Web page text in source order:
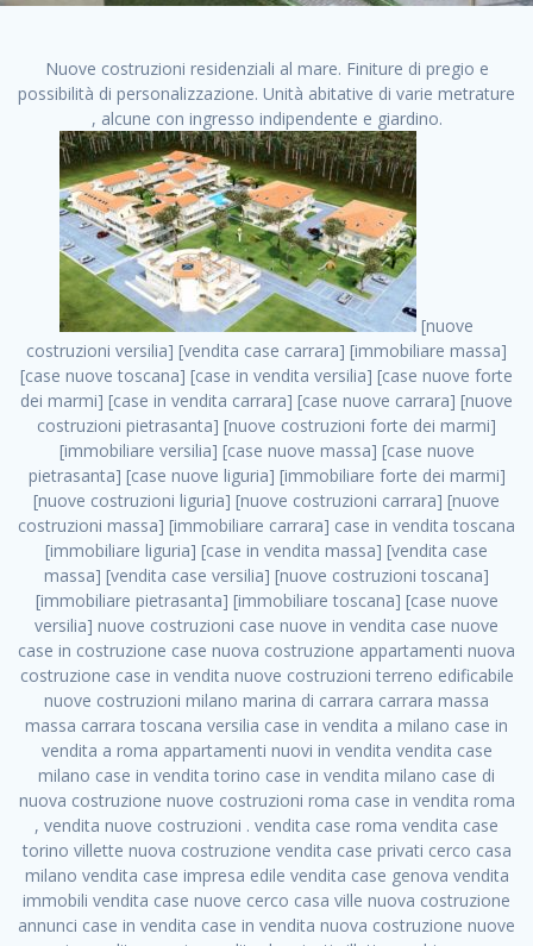
Nuove costruzioni residenziali al mare. Finiture di pregio e
possibilità di personalizzazione. Unità abitative di varie metrature
, alcune con ingresso indipendente e giardino.
[nuove costruzioni versilia] [vendita case carrara] [immobiliare massa] [case nuove toscana] [case in vendita versilia] [case nuove forte dei marmi] [case in vendita carrara] [case nuove carrara] [nuove costruzioni pietrasanta] [nuove costruzioni forte dei marmi] [immobiliare versilia] [case nuove massa] [case nuove pietrasanta] [case nuove liguria] [immobiliare forte dei marmi] [nuove costruzioni liguria] [nuove costruzioni carrara] [nuove costruzioni massa] [immobiliare carrara] case in vendita toscana [immobiliare liguria] [case in vendita massa] [vendita case massa] [vendita case versilia] [nuove costruzioni toscana] [immobiliare pietrasanta] [immobiliare toscana] [case nuove versilia] nuove costruzioni case nuove in vendita case nuove case in costruzione case nuova costruzione appartamenti nuova costruzione case in vendita nuove costruzioni terreno edificabile nuove costruzioni milano marina di carrara carrara massa massa carrara toscana versilia case in vendita a milano case in vendita a roma appartamenti nuovi in vendita vendita case milano case in vendita torino case in vendita milano case di nuova costruzione nuove costruzioni roma case in vendita roma , vendita nuove costruzioni . vendita case roma vendita case torino villette nuova costruzione vendita case privati cerco casa milano vendita case impresa edile vendita case genova vendita immobili vendita case nuove cerco casa ville nuova costruzione annunci case in vendita case in vendita nuova costruzione nuove case in vendita case in vendita da privati villette a schiera cerco casa in vendita case in affitto vendita nuove costruzioni costruire case affitto affitto negozio milano cerco casa roma cerco casa nuova costruzione appartamenti in costruzione, vendita nuove costruzioni . case nuove vendita case in vendita nuove case nuove milano nuove costruzioni morena case in vendita costruzioni case case in vendita tor vergata nuova annunci vendita case case in vendita milano centro, vendita nuove costruzioni . vendita case nuova costruzione case in vendita privati agenzia immobiliare appartamenti di nuova costruzione ville in costruzione case in vendita a opera nuova costruzione nuove costruzioni torino, vendita nuove costruzioni . appartamenti nuovi impresa edile roma trova casa costruzioni nuove appartamenti in affitto cantieri in costruzione, vendita nuove costruzioni . immobiliare nuove costruzioni case in vendita dragona appartamenti in vendita siti vendita case case in vendita roma nord nuovi costruzioni ville nuove in vendita nuove costruzioni in vendita trovocasa cerco casa affitto villette in vendita nuove costruzioni immobiliari nuove costruzioni bologna toscano immobiliare palermo nuovi appartamenti vendita case dragona nuova costruzione case in vendita villaggio prenestino, vendita nuove costruzioni . case in vendita dal costruttore imprese edili torino nuove costruzioni firenze immobiliare case nuove in costruzione toscano immobiliare milano, vendita nuove costruzioni . casanuova case in vendita acilia dragona case in vendita di nuova costruzione case in vendita da costruttore nuove costruzioni eur case e cantieri appartamenti in vendita nuova costruzione case in vendita a dragona roma case in vendita nuove case in costruzione porta portese immobiliare appartamenti cerco casa disperatamente case in vendita torresina cascine in vendita vendita immobili roma, vendita nuove costruzioni . milano nuove costruzioni morena case in vendita costruzioni edili nuove costruzioni catania visure catastali on line gratis nuove costruzioni monza case in costruzione milano, vendita nuove costruzioni . nuove costruzioni boccea vendita immobili milano attico immobiliare roma vendita imprese edili bergamo impresa edile bologna case in vendita a classe appartamento nuovo nuove costruzioni pietralata case costruzione case in vendita roma sud nuove costruzioni residenziali a milano appartamenti nuova costruzione milano case in vendita boccea case in vendita morena nuove costruzioni vendita immobili privati, vendita nuove costruzioni . comprare casa nuova costruzione case in vendita con leasing case in vendita ostia antica case nuova costruzione milano appartamenti nuovi milano case nuove roma nuove costruzioni bari edilizia convenzionata case in vendita a tortona villaggio prenestino case in vendita toscano immobiliare professione casa nuove costruzioni parma impresa costruzioni nuove case nuove costruzioni bergamo vendita immobili torino ville di nuova costruzione solo affitti appartamento nuovo in vendita appartamenti nuova costruzione roma case nuova costruzione roma, vendita nuove costruzioni . nuove costruzioni a milano case in costruzione roma impresa di costruzioni grimaldi immobiliare costruzioni villetta nuova costruzione case in vendita da imprese edili cerco casa a acquisto casa in costruzione nuove costruzioni mare costruzioni immobiliari cantieri nuove costruzioni acquisto casa nuova costruzione nuove costruzioni padova comprare casa in costruzione impresa edile napoli nuove costruzioni pescara casa risorse immobiliari, vendita nuove costruzioni . immobili in costruzione villette nuove villette nuove in vendita gabetti imprese edili verona nuove costruzioni milano sud nuovi immobili nuove costruzioni legnano, vendita nuove costruzioni . cantieri nuove costruzioni milano villa nuova case vendita nuove costruzioni appartamenti in vendita nuovi immobili nuovi costruttori case imprese edili brescia nuovi appartamenti milano case in vendita selva nera casa nuova retecasa case nuova costruzione in vendita monolocale imprese edili firenze imprese edili padova frimm vendita case dragona nuove costruzioni vendita imprese edili parma imprese di costruzioni milano immobiliare toscano frimm immobiliare roma case case dal costruttore acquisto terreno agricolo imprese edili italiane roma vende casa case nuove a milano nuove costruzioni a roma imprese costruzioni roma cerco casa nuova immobili di nuova costruzione case in vendita castelverde roma impresa edile palermo rent to buy roma nuove costruzioni, vendita nuove costruzioni . tempocasa case in vendita a riscatto nuove costruzioni varese nuove costruzioni bolzano vendita case in costruzione nuove costruzioni lecce cantiere milano costruire villa imprese edili treviso impresa edile catania case in vendita roma tiburtina vendita appartamenti nuova costruzione vendita immobili commerciali case nuove in vendita milano nuove costruzioni seregno cerca casa vendita cerco casa milano vendita nuove costruzioni milano ovest vendita case nuove milano imprese edili modena nuove costruzioni milano centro case in vendita aranova nuove abitazioni, vendita nuove costruzioni ., vendita nuove costruzioni . nuove costruzioni brescia nuove costruzioni como appartamenti nuovi in vendita a milano case in vendita bologna nuove costruzioni appartamenti in vendita milano nuova costruzione imprese edili como morena nuove costruzioni nuove costruzioni case vendita appartamenti nuovi nuove costruzioni salerno eurekasa villette in costruzione bilocali nuovi case nuove in vendita a roma case in vendita con permuta nuove costruzioni trento impresa edile varese imprese costruzioni milano imprese edili venezia case in vendita prenestina imprese edili spa nuove costruzioni gallarate roma nuove costruzioni case in nuova costruzione nuovi case nuove in vendita a milano nuove costruzioni loano nuovi cantieri milano imprese edili novara case in vendita roma est imprese di costruzioni roma appartamenti in costruzione milano nuovi cantieri cerco casa vendita milano nuove costruzioni brugherio vendita case da imprese edili imprese edili udine nuove costruzioni direttamente dal costruttore imprese edili vicenza case in vendita a loano nuova costruzione nuove villette prezzi case nuove case in vendita in costruzione compravendita terreno agricolo cantiere, vendita nuove costruzioni . case in vendita milano navigli costruzione nuova casa costruzioni nuove milano nuove costruzioni roma rent to buy nuove costruzioni taranto palazzo in costruzione vendita appartamenti nuova costruzione milano centro costruzioni milano case in vendita milano nuove costruzioni case in vendita milano sud impresa edile como case nuove a roma boccea case in vendita imprese edili trento nuove costruzioni buccinasco case in costruzione a milano nuove costruzioni ripamonti case in vendita a salerno nuove costruzioni nuove residenze milano case nuove vendita milano nuove costruzioni milano nord nuove costruzioni livorno vendita nuove costruzioni roma nuove costruzioni liguria costruzioni roma cerco casa roma vendita nuove costruzioni classe a impresa edile rimini nuovi annunci case in vendita nuove costruzioni magenta todini costruzioni case grezze in vendita vendita appartamenti nuovi milano case in vendita gallaratese milano nuove costruzioni arezzo, vendita nuove costruzioni . case in vendita castelverde case nuove dal costruttore nuovo appartamento nuove costruzioni desenzano imprese edili lombardia imprese edili veneto appartamenti in costruzione roma case vendita pescara nuove costruzioni case in vendita ad acilia imprese edili verona e provincia nuove costruzioni desio appartamenti classe a milano firenze nuove costruzioni pirelli re immobiliare grandi imprese di costruzioni case in vendita torresina roma case in vendita navigli milano nuove costruzioni roma centro nuovecostruzioni appartamenti nuovi a milano impresa edile ancona nuove residenze dragona case in vendita nuove costruzioni brindisi vendita nuove costruzioni milano case in vendita arredate nuove case milano case nuove mil